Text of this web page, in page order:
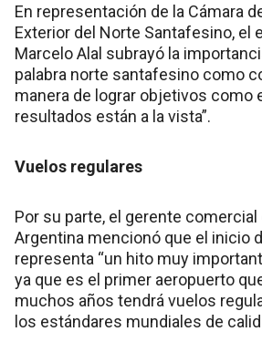
En representación de la Cámara
Exterior del Norte Santafesino, el
Marcelo Alal subrayó la
palabra norte santafesino como
manera de lograr objetivos como
resultados están a la vista”.
Vuelos regulares
Por su parte, el gerente comercial
Argentina mencionó que el inicio
representa “un hito muy
ya que es el primer aeropuerto
muchos años tendrá vuelos
los estándares mundiales de